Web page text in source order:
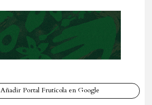
Añadir Portal Frutícola en Google